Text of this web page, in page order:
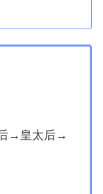
→皇太后→